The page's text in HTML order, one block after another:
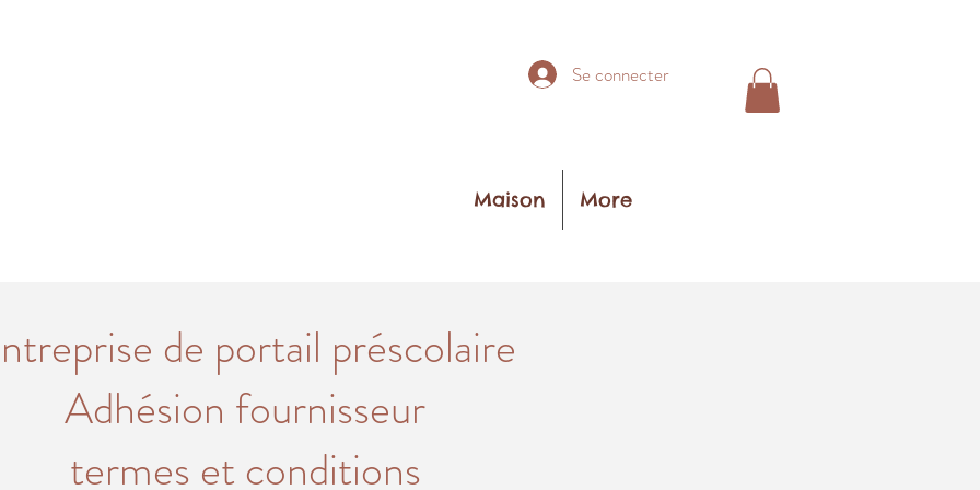
Se connecter
Maison More
de portail préscolaire
Adhésion fournisseur
termes et conditions